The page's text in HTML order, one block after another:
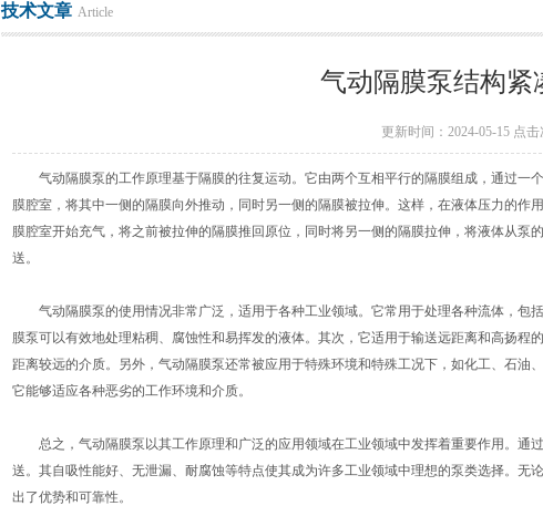
技术文章 Article
气动隔膜泵结构紧
更新时间：2024-05-15 点击
气动隔膜泵的工作原理基于隔膜的往复运动。它由两个互相平行的隔膜组成，通过一
膜腔室，将其中一侧的隔膜向外推动，同时另一侧的隔膜被拉伸。这样，在液体压力的
膜腔室开始充气，将之前被拉伸的隔膜推回原位，同时将另一侧的隔膜拉伸，将液体从
送。
气动隔膜泵的使用情况非常广泛，适用于各种工业领域。它常用于处理各种流体，包
膜泵可以有效地处理粘稠、腐蚀性和易挥发的液体。其次，它适用于输送远距离和高扬
距离较远的介质。另外，气动隔膜泵还常被应用于特殊环境和特殊工况下，如化工、石油
它能够适应各种恶劣的工作环境和介质。
总之，气动隔膜泵以其工作原理和广泛的应用领域在工业领域中发挥着重要作用。通
送。其自吸性能好、无泄漏、耐腐蚀等特点使其成为许多工业领域中理想的泵类选择。
出了优势和可靠性。